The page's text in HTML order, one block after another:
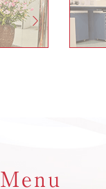
Menu